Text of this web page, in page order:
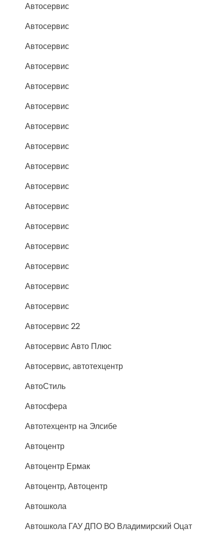
Автосервис
Автосервис
Автосервис
Автосервис
Автосервис
Автосервис
Автосервис
Автосервис
Автосервис
Автосервис
Автосервис
Автосервис
Автосервис
Автосервис
Автосервис
Автосервис
Автосервис 22
Автосервис Авто Плюс
Автосервис, автотехцентр
АвтоСтиль
Автосфера
Автотехцентр на Элсибе
Автоцентр
Автоцентр Ермак
Автоцентр, Автоцентр
Автошкола
Автошкола ГАУ ДПО ВО Владимирский Оцат